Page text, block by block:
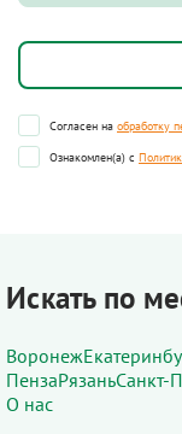
Согласен на обработку
Ознакомлен(а) с
Искать по
Воронеж
ПензаРязаньСанкт-
О нас